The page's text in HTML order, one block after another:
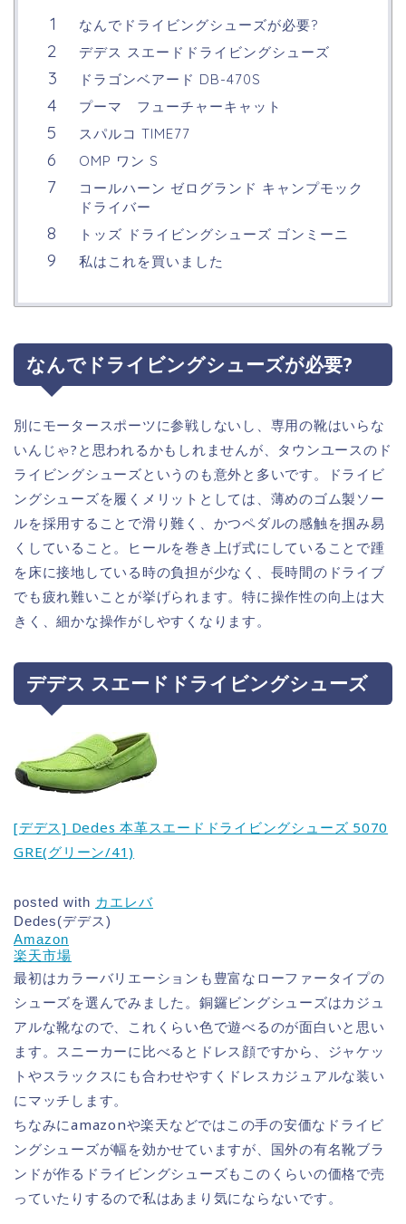
なんでドライビングシューズが必要?
デデス スエードドライビングシューズ
ドラゴンベアード DB-470S
プーマ フューチャーキャット
スパルコ TIME77
OMP ワン S
コールハーン ゼログランド キャンプモック
ドライバー
トッズ ドライビングシューズ ゴンミーニ
私はこれを買いました
なんでドライビングシューズが必要?
別にモータースポーツに参戦しないし、専用の靴はいらな
いんじゃ?と思われるかもしれませんが、タウンユースのド
ライビングシューズというのも意外と多いです。ドライビ
ングシューズを履くメリットとしては、薄めのゴム製ソー
ルを採用することで滑り難く、かつペダルの感触を掴み易
くしていること。ヒールを巻き上げ式にしていることで踵
を床に接地している時の負担が少なく、長時間のドライブ
でも疲れ難いことが挙げられます。特に操作性の向上は大
きく、細かな操作がしやすくなります。
デデス スエードドライビングシューズ
[デデス] Dedes 本革スエードドライビングシューズ 5070
GRE(グリーン/41)
posted with カエレバ
Dedes(デデス)
Amazon
楽天市場
最初はカラーバリエーションも豊富なローファータイプの
シューズを選んでみました。銅鑼ビングシューズはカジュ
アルな靴なので、これくらい色で遊べるのが面白いと思い
ます。スニーカーに比べるとドレス顔ですから、ジャケッ
トやスラックスにも合わせやすくドレスカジュアルな装い
にマッチします。
ちなみにamazonや楽天などではこの手の安価なドライビ
ングシューズが幅を効かせていますが、国外の有名靴ブラ
ンドが作るドライビングシューズもこのくらいの価格で売
っていたりするので私はあまり気にならないです。